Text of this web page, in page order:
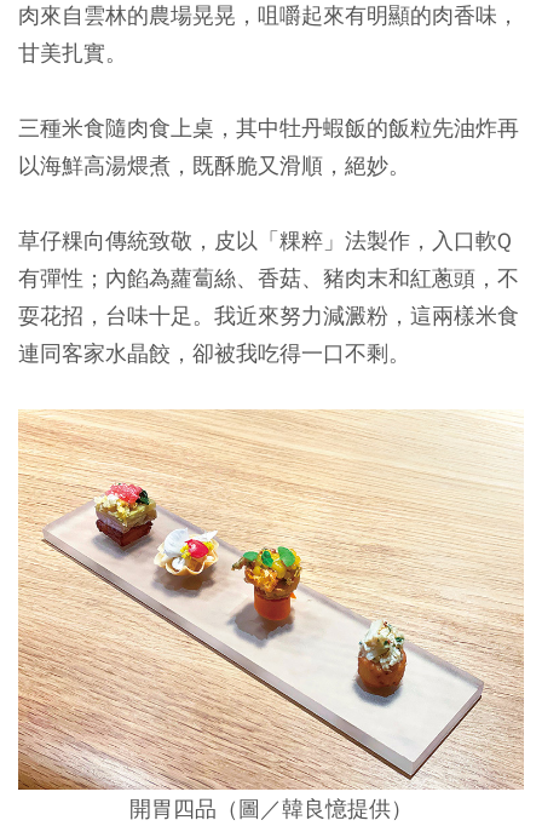
肉來自雲林的農場晃晃，咀嚼起來有明顯的肉香味，
甘美扎實。
三種米食隨肉食上桌，其中牡丹蝦飯的飯粒先油炸再
以海鮮高湯煨煮，既酥脆又滑順，絕妙。
草仔粿向傳統致敬，皮以「粿粹」法製作，入口軟Q
有彈性；內餡為蘿蔔絲、香菇、豬肉末和紅蔥頭，不
耍花招，台味十足。我近來努力減澱粉，這兩樣米食
連同客家水晶餃，卻被我吃得一口不剩。
開胃四品（圖／韓良憶提供）